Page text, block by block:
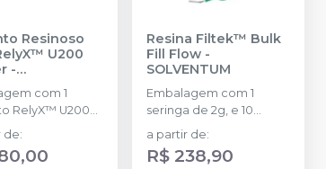
Resinoso
U200
-
com 1
RelyX™ U200
11g.
de:
Resina Filtek™ Bulk
Fill Flow -
SOLVENTUM
Embalagem com 1
seringa de 2g, e 10
pontas aplicadoras
a partir de:
R$ 238,90